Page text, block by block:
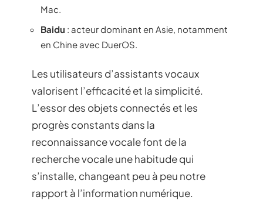
Mac.
Baidu : acteur dominant en Asie, notamment
en Chine avec DuerOS.
Les utilisateurs d’assistants vocaux
valorisent l’efficacité et la simplicité.
L’essor des objets connectés et les
progrès constants dans la
reconnaissance vocale font de la
recherche vocale une habitude qui
s’installe, changeant peu à peu notre
rapport à l’information numérique.